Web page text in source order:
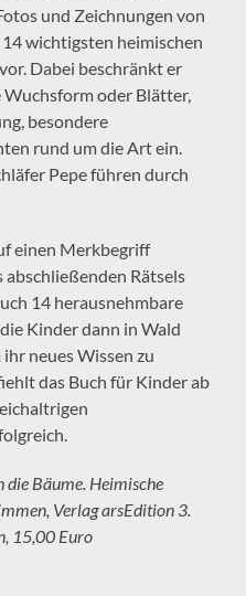
und Zeichnungen von
wichtigsten heimischen
Dabei beschränkt er
oder Blätter,
besondere
rund um die Art ein.
Pepe führen durch
einen Merkbegriff
abschließenden Rätsels
14 herausnehmbare
Kinder dann in Wald
neues Wissen zu
das Buch für Kinder ab
die Bäume. Heimische
Verlag arsEdition 3.
15,00 Euro